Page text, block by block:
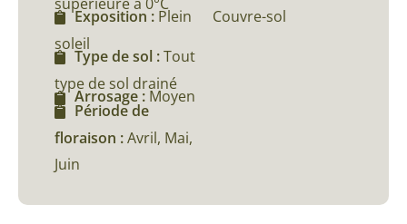
Exposition : Plein
soleil
Type de sol :Tout
type de sol drainé
Arrosage : Moyen
Période de
floraison :Avril, Mai,
Juin
Couvre-sol